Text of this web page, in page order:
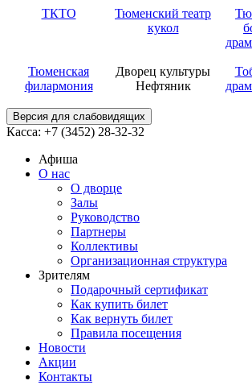
ТКТО
Тюменский театр
кукол
Тюменская
филармония
Дворец культуры
Нефтяник
Версия для слабовидящих
Касса: +7 (3452) 28-32-32
Афиша
О нас
О дворце
Залы
Руководство
Партнеры
Коллективы
Организационная структура
Зрителям
Подарочный сертификат
Как купить билет
Как вернуть билет
Правила посещения
Новости
Акции
Контакты